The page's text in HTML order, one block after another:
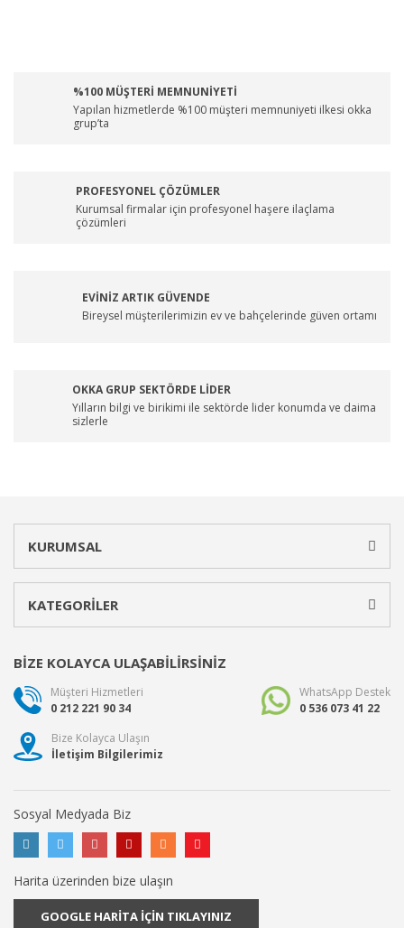
%100 MÜŞTERİ MEMNUNİYETİ
Yapılan hizmetlerde %100 müşteri memnuniyeti ilkesi okka
grup’ta
PROFESYONEL ÇÖZÜMLER
Kurumsal firmalar için profesyonel haşere ilaçlama
çözümleri
EVİNİZ ARTIK GÜVENDE
Bireysel müşterilerimizin ev ve bahçelerinde güven ortamı
OKKA GRUP SEKTÖRDE LİDER
Yılların bilgi ve birikimi ile sektörde lider konumda ve daima
sizlerle
KURUMSAL
KATEGORİLER
BİZE KOLAYCA ULAŞABİLİRSİNİZ
Müşteri Hizmetleri
0 212 221 90 34
WhatsApp Destek
0 536 073 41 22
Bize Kolayca Ulaşın
İletişim Bilgilerimiz
Sosyal Medyada Biz
Harita üzerinden bize ulaşın
GOOGLE HARİTA İÇİN TIKLAYINIZ